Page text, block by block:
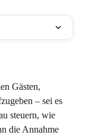
Gästen,
– sei es
steuern, wie
die Annahme